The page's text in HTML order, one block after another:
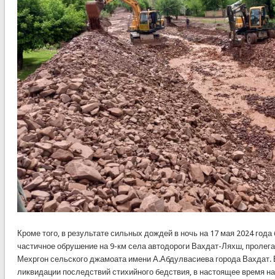
Кроме того, в результате сильных дождей в ночь на 17 мая 2024
частичное обрушение на 9-км села автодороги Вахдат-Ляхш,
Мехргон сельского джамоата имени А.Абдулвасиева города Вахдат.
ликвидации последствий стихийного бедствия, в настоящее время